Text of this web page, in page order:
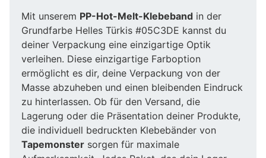
Mit unserem PP-Hot-Melt-Klebeband in der
Grundfarbe Helles Türkis #05C3DE kannst du
deiner Verpackung eine einzigartige Optik
verleihen. Diese einzigartige Farboption
ermöglicht es dir, deine Verpackung von der
Masse abzuheben und einen bleibenden Eindruck
zu hinterlassen. Ob für den Versand, die
Lagerung oder die Präsentation deiner Produkte,
die individuell bedruckten Klebebänder von
Tapemonster sorgen für maximale